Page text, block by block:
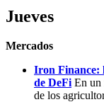
Jueves
Mercados
Iron Finance:
de DeFiEn un
de los